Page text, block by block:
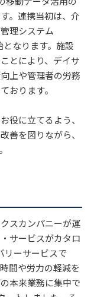
。連携当初は、介
理システム
なります。施設
とにより、デイサ
上や管理者の労務
おります。
役に立てるよう、
善を図りながら、
スカンパニーが運
サービスがカタロ
リーサービスで
間や労力の軽減を
本来業務に集中で